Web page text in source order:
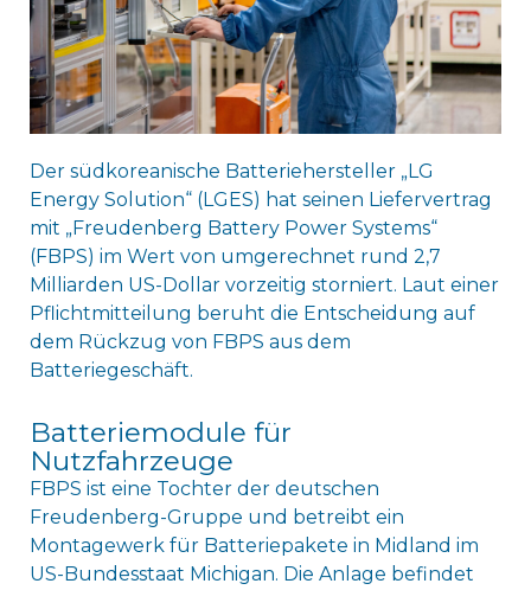
Der südkoreanische Batteriehersteller „LG
Energy Solution“ (LGES) hat seinen Liefervertrag
mit „Freudenberg Battery Power Systems“
(FBPS) im Wert von umgerechnet rund 2,7
Milliarden US-Dollar vorzeitig storniert. Laut einer
Pflichtmitteilung beruht die Entscheidung auf
dem Rückzug von FBPS aus dem
Batteriegeschäft.
Batteriemodule für
Nutzfahrzeuge
FBPS ist eine Tochter der deutschen
Freudenberg-Gruppe und betreibt ein
Montagewerk für Batteriepakete in Midland im
US-Bundesstaat Michigan. Die Anlage befindet